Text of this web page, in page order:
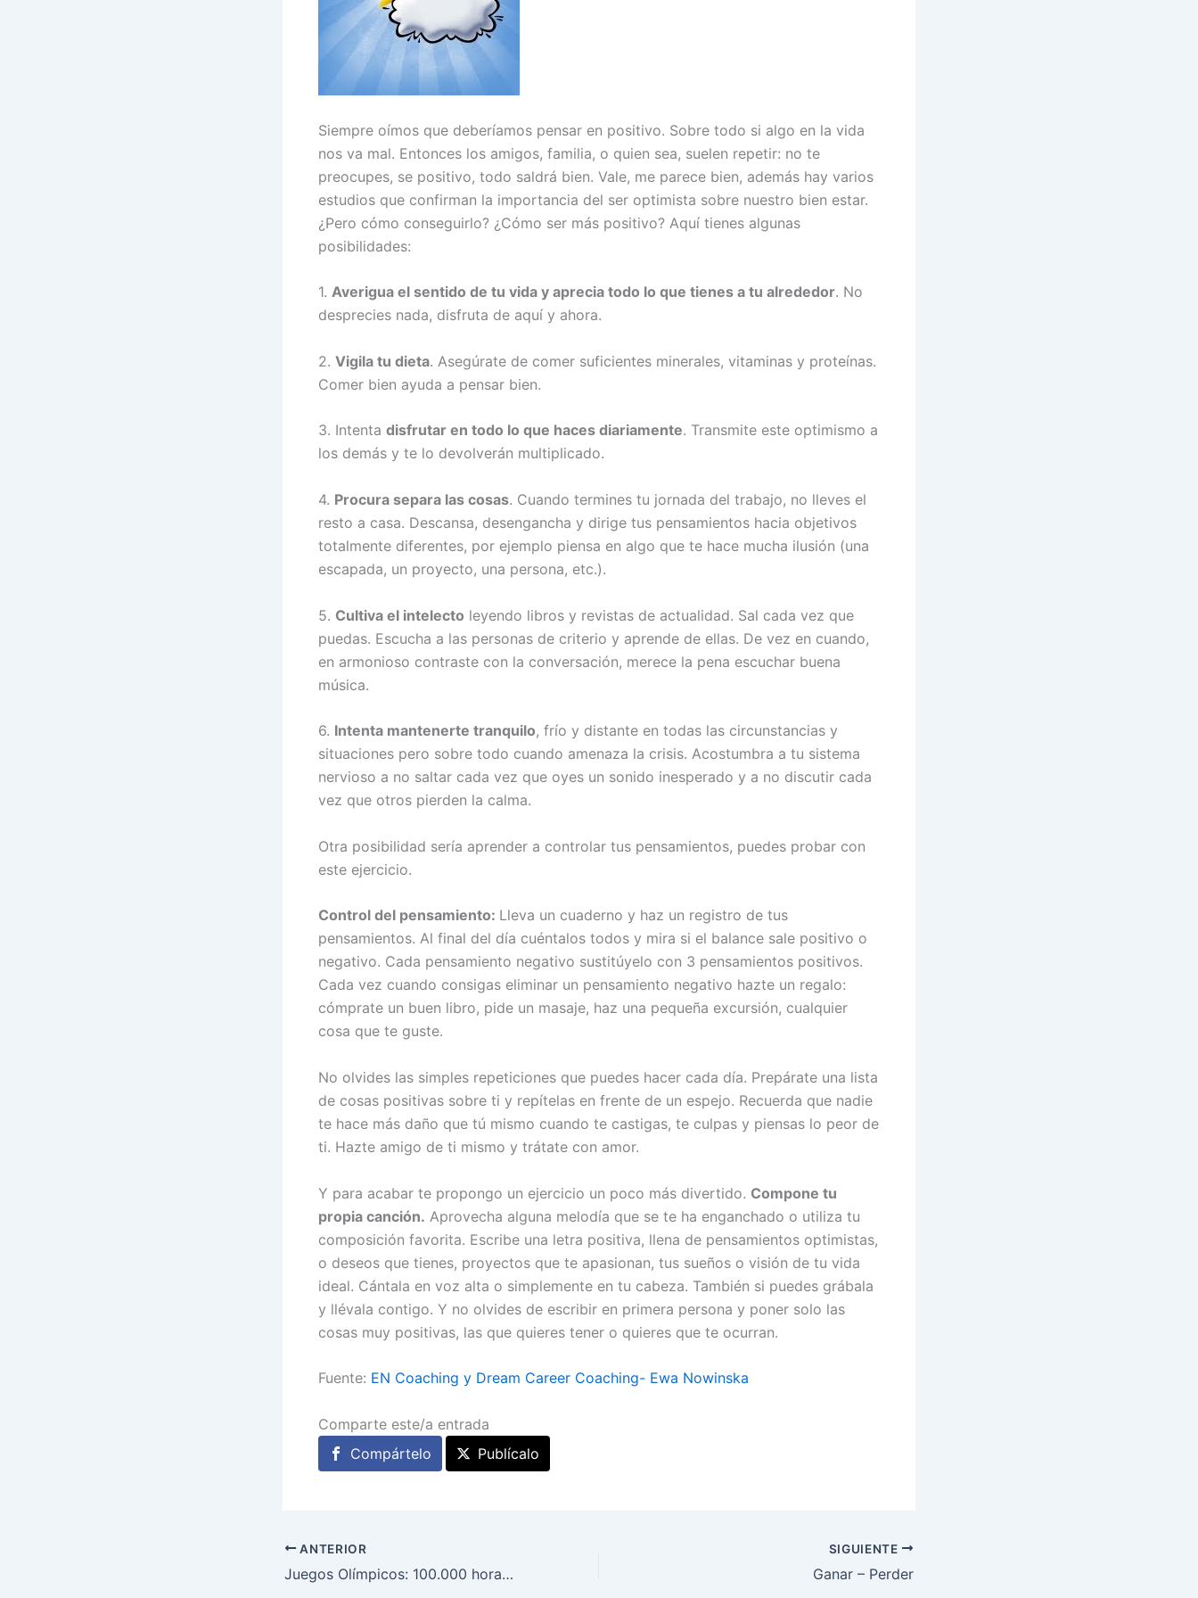
Siempre oímos que deberíamos pensar en positivo. Sobre todo si algo en la vida
nos va mal. Entonces los amigos, familia, o quien sea, suelen repetir: no te
preocupes, se positivo, todo saldrá bien. Vale, me parece bien, además hay varios
estudios que confirman la importancia del ser optimista sobre nuestro bien estar.
¿Pero cómo conseguirlo? ¿Cómo ser más positivo? Aquí tienes algunas
posibilidades:
1. Averigua el sentido de tu vida y aprecia todo lo que tienes a tu alrededor. No
desprecies nada, disfruta de aquí y ahora.
2. Vigila tu dieta. Asegúrate de comer suficientes minerales, vitaminas y proteínas.
Comer bien ayuda a pensar bien.
3. Intenta disfrutar en todo lo que haces diariamente. Transmite este optimismo a
los demás y te lo devolverán multiplicado.
4. Procura separa las cosas. Cuando termines tu jornada del trabajo, no lleves el
resto a casa. Descansa, desengancha y dirige tus pensamientos hacia objetivos
totalmente diferentes, por ejemplo piensa en algo que te hace mucha ilusión (una
escapada, un proyecto, una persona, etc.).
5. Cultiva el intelecto leyendo libros y revistas de actualidad. Sal cada vez que
puedas. Escucha a las personas de criterio y aprende de ellas. De vez en cuando,
en armonioso contraste con la conversación, merece la pena escuchar buena
música.
6. Intenta mantenerte tranquilo, frío y distante en todas las circunstancias y
situaciones pero sobre todo cuando amenaza la crisis. Acostumbra a tu sistema
nervioso a no saltar cada vez que oyes un sonido inesperado y a no discutir cada
vez que otros pierden la calma.
Otra posibilidad sería aprender a controlar tus pensamientos, puedes probar con
este ejercicio.
Control del pensamiento: Lleva un cuaderno y haz un registro de tus
pensamientos. Al final del día cuéntalos todos y mira si el balance sale positivo o
negativo. Cada pensamiento negativo sustitúyelo con 3 pensamientos positivos.
Cada vez cuando consigas eliminar un pensamiento negativo hazte un regalo:
cómprate un buen libro, pide un masaje, haz una pequeña excursión, cualquier
cosa que te guste.
No olvides las simples repeticiones que puedes hacer cada día. Prepárate una lista
de cosas positivas sobre ti y repítelas en frente de un espejo. Recuerda que nadie
te hace más daño que tú mismo cuando te castigas, te culpas y piensas lo peor de
ti. Hazte amigo de ti mismo y trátate con amor.
Y para acabar te propongo un ejercicio un poco más divertido. Compone tu
propia canción. Aprovecha alguna melodía que se te ha enganchado o utiliza tu
composición favorita. Escribe una letra positiva, llena de pensamientos optimistas,
o deseos que tienes, proyectos que te apasionan, tus sueños o visión de tu vida
ideal. Cántala en voz alta o simplemente en tu cabeza. También si puedes grábala
y llévala contigo. Y no olvides de escribir en primera persona y poner solo las
cosas muy positivas, las que quieres tener o quieres que te ocurran.
Fuente: EN Coaching y Dream Career Coaching- Ewa Nowinska
Comparte este/a entrada
Compártelo
Publícalo
ANTERIOR
Juegos Olímpicos: 100.000 horas de cobertura en Internet y ‘smartphones’
SIGUIENTE
Ganar – Perder